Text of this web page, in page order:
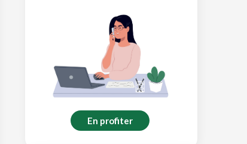
En profiter